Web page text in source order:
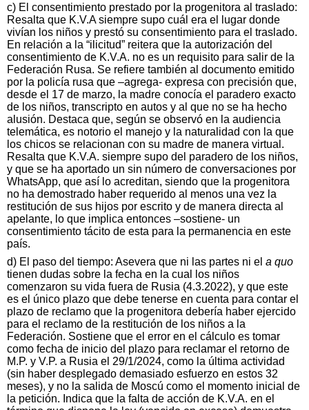
c) El consentimiento prestado por la progenitora al traslado:
Resalta que K.V.A siempre supo cuál era el lugar donde
vivían los niños y prestó su consentimiento para el traslado.
En relación a la “ilicitud” reitera que la autorización del
consentimiento de K.V.A. no es un requisito para salir de la
Federación Rusa. Se refiere también al documento emitido
por la policía rusa que –agrega- expresa con precisión que,
desde el 17 de marzo, la madre conocía el paradero exacto
de los niños, transcripto en autos y al que no se ha hecho
alusión. Destaca que, según se observó en la audiencia
telemática, es notorio el manejo y la naturalidad con la que
los chicos se relacionan con su madre de manera virtual.
Resalta que K.V.A. siempre supo del paradero de los niños,
y que se ha aportado un sin número de conversaciones por
WhatsApp, que así lo acreditan, siendo que la progenitora
no ha demostrado haber requerido al menos una vez la
restitución de sus hijos por escrito y de manera directa al
apelante, lo que implica entonces –sostiene- un
consentimiento tácito de esta para la permanencia en este
país.
d) El paso del tiempo: Asevera que ni las partes ni el a quo
tienen dudas sobre la fecha en la cual los niños
comenzaron su vida fuera de Rusia (4.3.2022), y que este
es el único plazo que debe tenerse en cuenta para contar el
plazo de reclamo que la progenitora debería haber ejercido
para el reclamo de la restitución de los niños a la
Federación. Sostiene que el error en el cálculo es tomar
como fecha de inicio del plazo para reclamar el retorno de
M.P. y V.P. a Rusia el 29/1/2024, como la última actividad
(sin haber desplegado demasiado esfuerzo en estos 32
meses), y no la salida de Moscú como el momento inicial de
la petición. Indica que la falta de acción de K.V.A. en el